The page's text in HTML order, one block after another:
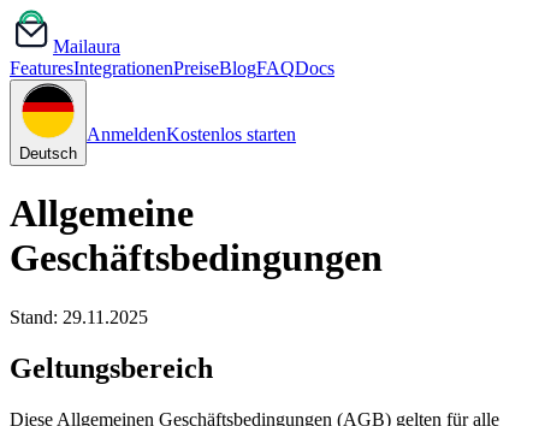
Mailaura
FeaturesIntegrationenPreiseBlogFAQDocs
Deutsch
AnmeldenKostenlos starten
Allgemeine
Geschäftsbedingungen
Stand: 29.11.2025
Geltungsbereich
Diese Allgemeinen Geschäftsbedingungen (AGB) gelten für alle